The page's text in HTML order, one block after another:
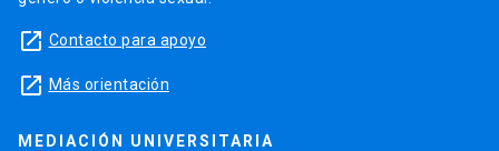
launch Contacto para apoyo
launch Más orientación
MEDIACIÓN UNIVERSITARIA